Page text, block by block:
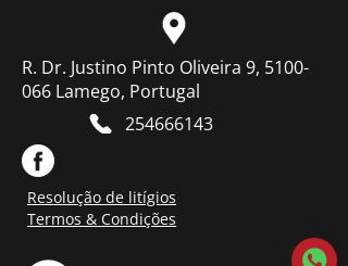
R. Dr. Justino Pinto Oliveira 9, 5100-
066 Lamego, Portugal
254666143
Resolução de litígios
Termos & Condições